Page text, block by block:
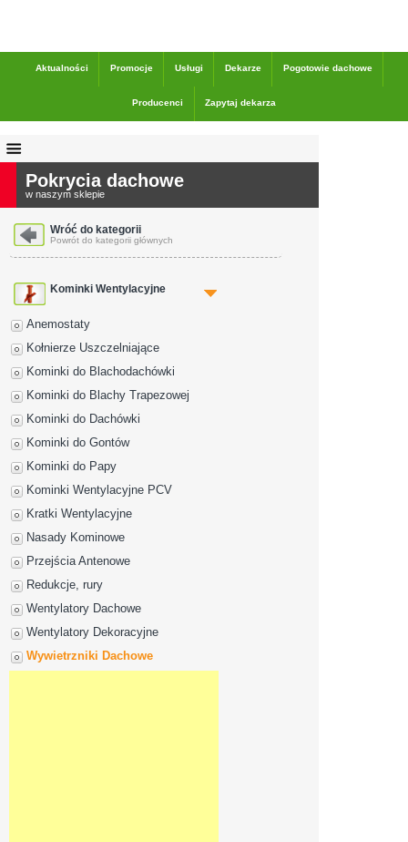
Aktualności Promocje Usługi Dekarze Pogotowie dachowe
Producenci Zapytaj dekarza
Pokrycia dachowe
w naszym sklepie
Wróć do kategorii
Powrót do kategorii głównych
Kominki Wentylacyjne
Anemostaty
Kołnierze Uszczelniające
Kominki do Blachodachówki
Kominki do Blachy Trapezowej
Kominki do Dachówki
Kominki do Gontów
Kominki do Papy
Kominki Wentylacyjne PCV
Kratki Wentylacyjne
Nasady Kominowe
Przejścia Antenowe
Redukcje, rury
Wentylatory Dachowe
Wentylatory Dekoracyjne
Wywietrzniki Dachowe